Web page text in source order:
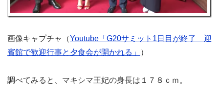
画像キャプチャ（Youtube「G20サミット1日目が終了 迎
賓館で歓迎行事と夕食会が開かれる」
）
調べてみると、マキシマ王妃の身長は１７８ｃｍ。